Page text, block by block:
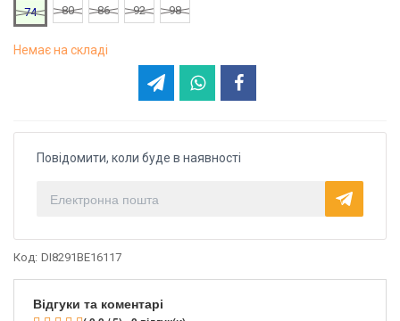
74
80 86 92 98
Немає на складі
Повідомити, коли буде в наявності
Код: DI8291BE16117
Відгуки та коментарі